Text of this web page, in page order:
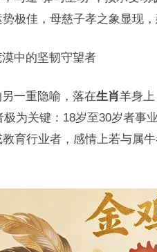
极佳，母慈子孝之象显现
中的坚韧守望者
一重隐喻，落在生肖羊身
极为关键：18岁至30岁者事
育行业者，感情上若与属